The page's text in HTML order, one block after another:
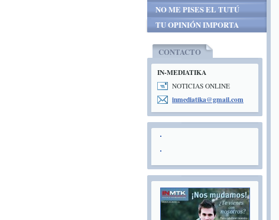
NO ME PISES EL TUTÚ
TU OPINIÓN IMPORTA
CONTACTO
IN-MEDIATIKA
NOTICIAS ONLINE
inmediatika@gmail.com